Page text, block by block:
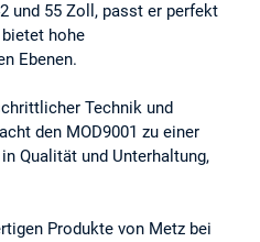
und 55 Zoll, passt er perfekt
hohe
Ebenen.
Technik und
den MOD9001 zu einer
Qualität und Unterhaltung,
Produkte von Metz bei